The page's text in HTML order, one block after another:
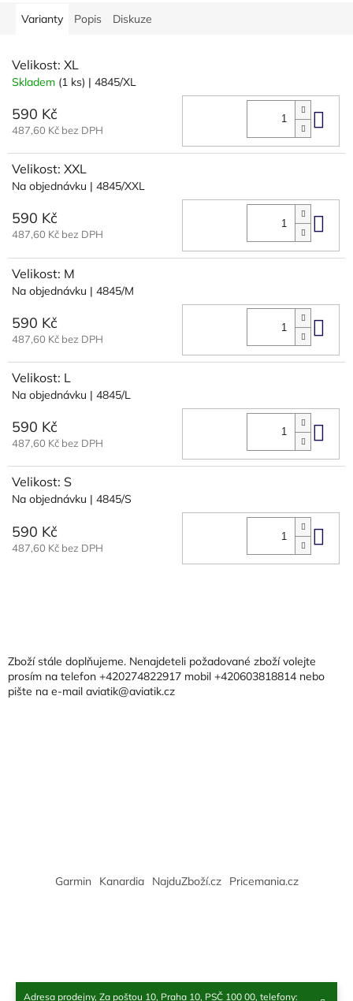
Adresa prodejny, Za poštou 10, Praha 10, PSČ 100 00, telefony:
Varianty Popis Diskuze
Velikost: XL
Skladem (1 ks) | 4845/XL
590 Kč
487,60 Kč bez DPH Do
Velikost: XXL
Na objednávku | 4845/XXL
590 Kč
487,60 Kč bez DPH Do
Velikost: M
Na objednávku | 4845/M
590 Kč
487,60 Kč bez DPH Do
Velikost: L
Na objednávku | 4845/L
590 Kč
487,60 Kč bez DPH Do
Velikost: S
Na objednávku | 4845/S
590 Kč
487,60 Kč bez DPH Do
aZboží stále doplňujeme. Nenajdeteli požadované zboží volejte
prosím na telefon +420274822917 mobil +420603818814 nebo
pište na e-mail aviatik@aviatik.cz
Garmin Kanardia NajduZboží.cz Pricemania.cz